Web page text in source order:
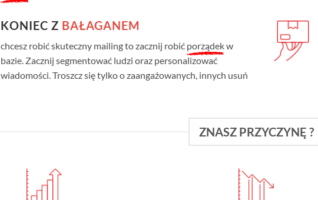
KONIEC Z BAŁAGANEM
chcesz robić skuteczny mailing to zacznij robić porządekw
bazie. Zacznij segmentować ludzi oraz personalizować
wiadomości. Troszcz się tylko o zaangażowanych, innych usuń
ZNASZ PRZYCZYNĘ ?